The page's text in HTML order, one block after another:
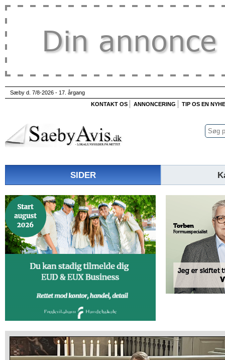
Sæby d. 7/8-2026 - 17. årgang
KONTAKT OS
ANNONCERING TIP OS EN
SIDER